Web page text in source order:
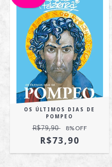
OS ÚLTIMOS DIAS DE
POMPEO
R$79,90 8% OFF
R$73,90